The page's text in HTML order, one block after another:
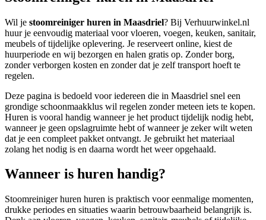
Wil je stoomreiniger huren in Maasdriel? Bij Verhuurwinkel.nl
huur je eenvoudig materiaal voor vloeren, voegen, keuken, sanitair,
meubels of tijdelijke oplevering. Je reserveert online, kiest de
huurperiode en wij bezorgen en halen gratis op. Zonder borg,
zonder verborgen kosten en zonder dat je zelf transport hoeft te
regelen.
Deze pagina is bedoeld voor iedereen die in Maasdriel snel een
grondige schoonmaakklus wil regelen zonder meteen iets te kopen.
Huren is vooral handig wanneer je het product tijdelijk nodig hebt,
wanneer je geen opslagruimte hebt of wanneer je zeker wilt weten
dat je een compleet pakket ontvangt. Je gebruikt het materiaal
zolang het nodig is en daarna wordt het weer opgehaald.
Wanneer is huren handig?
Stoomreiniger huren huren is praktisch voor eenmalige momenten,
drukke periodes en situaties waarin betrouwbaarheid belangrijk is.